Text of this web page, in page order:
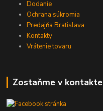
Dodanie
Ochrana súkromia
Predajňa Bratislava
Kontakty
Vrátenie tovaru
Zostaňme v kontakte